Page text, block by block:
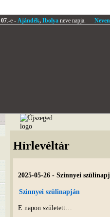
07.-e - Ajándék, Ibolyaneve napja.
Hírlevéltár
2025-05-26 - Szinnyei
Szinnyei szülinapján
E napon született…